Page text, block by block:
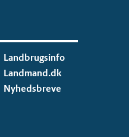
Landbrugsinfo
Landmand.dk
Nyhedsbreve